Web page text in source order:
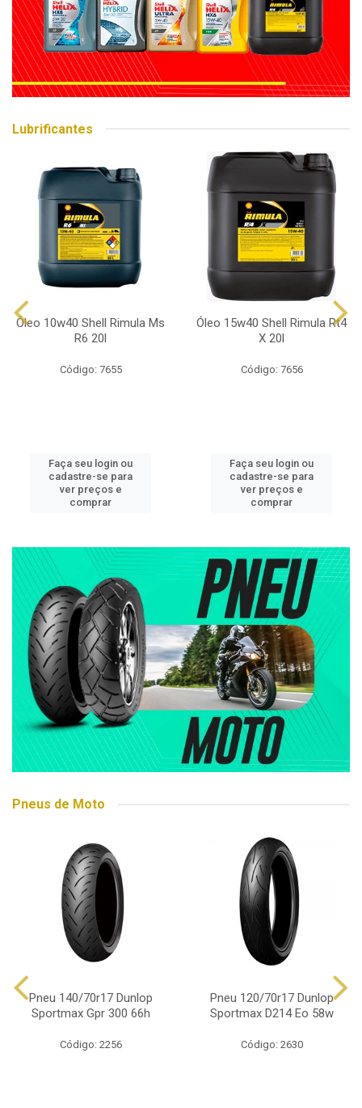
Lubrificantes
Óleo 10w40 Shell Rimula Ms
R6 20l
Código: 7655
Faça seu login ou
cadastre-se para
ver preços e
comprar
Óleo 15w40 Shell Rimula Rt4
X 20l
Código: 7656
Faça seu login ou
cadastre-se para
ver preços e
comprar
Pneus de Moto
Pneu 140/70r17 Dunlop
Sportmax Gpr 300 66h
Código: 2256
Pneu 120/70r17 Dunlop
Sportmax D214 Eo 58w
Código: 2630